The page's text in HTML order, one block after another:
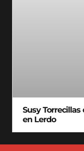
Susy
en Lerdo